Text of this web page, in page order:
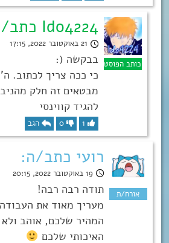
Ido4224 כתב/ה:
21 באוקטובר 2022, 17:15
בבקשה (:
כי ככה צריך לכתוב.
מבטאים זה חלק
להגיד קווינסי
1
0 הגב
רועי כתב/ה:
19 באוקטובר 2022, 20:15
תודה רבה רבה!
מעריך מאוד את
המהיר שלכם, אוהב ולא
האיכותי שלכם